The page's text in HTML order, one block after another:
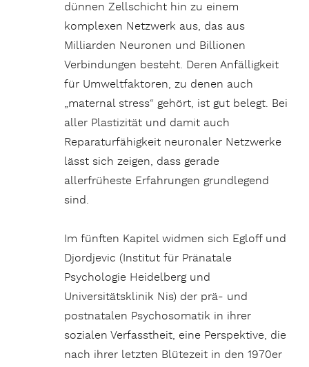
dünnen Zellschicht hin zu einem
komplexen Netzwerk aus, das aus
Milliarden Neuronen und Billionen
Verbindungen besteht. Deren Anfälligkeit
für Umweltfaktoren, zu denen auch
„maternal stress“ gehört, ist gut belegt. Bei
aller Plastizität und damit auch
Reparaturfähigkeit neuronaler Netzwerke
lässt sich zeigen, dass gerade
allerfrüheste Erfahrungen grundlegend
sind.
Im fünften Kapitel widmen sich Egloff und
Djordjevic (Institut für Pränatale
Psychologie Heidelberg und
Universitätsklinik Nis) der prä- und
postnatalen Psychosomatik in ihrer
sozialen Verfasstheit, eine Perspektive, die
nach ihrer letzten Blütezeit in den 1970er